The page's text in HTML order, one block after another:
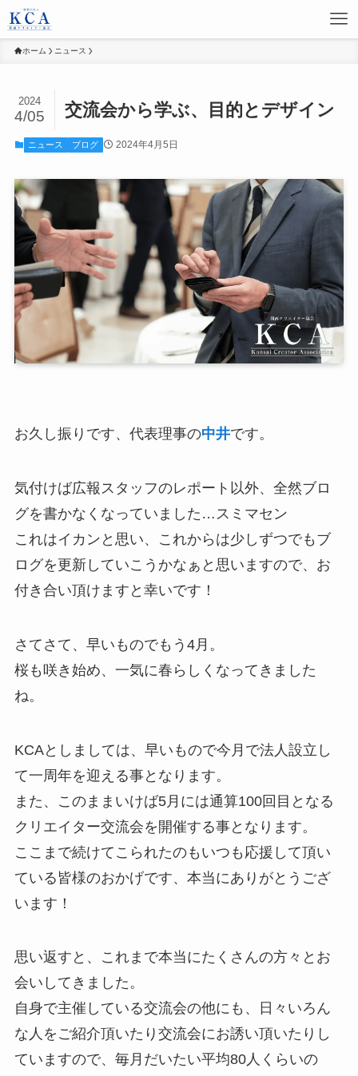
ホーム ニュース
交流会から学ぶ、目的とデザイン
2024
4/05
ニュース ブログ 2024年4月5日
お久し振りです、代表理事の中井です。
気付けば広報スタッフのレポート以外、全然ブロ
グを書かなくなっていました…スミマセン
これはイカンと思い、これからは少しずつでもブ
ログを更新していこうかなぁと思いますので、お
付き合い頂けますと幸いです！
さてさて、早いものでもう4月。
桜も咲き始め、一気に春らしくなってきました
ね。
KCAとしましては、早いもので今月で法人設立し
て一周年を迎える事となります。
また、このままいけば5月には通算100回目となる
クリエイター交流会を開催する事となります。
ここまで続けてこられたのもいつも応援して頂い
ている皆様のおかげです、本当にありがとうござ
います！
思い返すと、これまで本当にたくさんの方々とお
会いしてきました。
自身で主催している交流会の他にも、日々いろん
な人をご紹介頂いたり交流会にお誘い頂いたりし
ていますので、毎月だいたい平均80人くらいの